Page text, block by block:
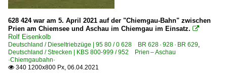
628 424 war am 5. April 2021 auf der "Chiemgau-Bahn" zwischen
Prien am Chiemsee und Aschau im Chiemgau im Einsatz. 
Rolf Eisenkolb
Deutschland / Dieseltriebzüge | 95 80 / 0 628 BR 628 · 928 · BR 629,
Deutschland / Strecken | KBS 800-999 / 952 Prien – Aschau
·Chiemgaubahn·
 340 1200x800 Px, 06.04.2021